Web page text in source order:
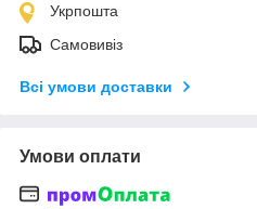
Укрпошта
Самовивіз
Всі умови доставки
Умови оплати